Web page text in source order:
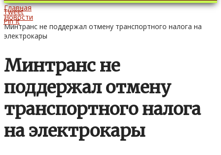
Главная
Новости
Минтранс не поддержал отмену транспортного налога на
электрокары
Минтранс не
поддержал отмену
транспортного налога
на электрокары
Tweet
Pin It